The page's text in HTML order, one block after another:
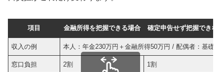
項目 金融所得を把握できる場合 確定申告せず把握できな
収入の例 本人：年金230万円＋金融所得50万円 / 配偶者：基礎
窓口負担 2割 1割